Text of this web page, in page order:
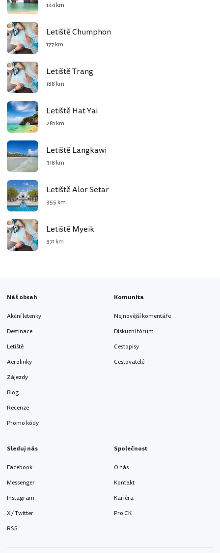
144 km
Letiště Chumphon
177 km
Letiště Trang
188 km
Letiště Hat Yai
281 km
Letiště Langkawi
318 km
Letiště Alor Setar
355 km
Letiště Myeik
371 km
Náš obsah
Akční letenky
Destinace
Letiště
Aerolinky
Zájezdy
Blog
Recenze
Promo kódy
Komunita
Nejnovější komentáře
Diskuzní fórum
Cestopisy
Cestovatelé
Sleduj nás
Facebook
Messenger
Instagram
X / Twitter
RSS
Společnost
O nás
Kontakt
Kariéra
Pro CK